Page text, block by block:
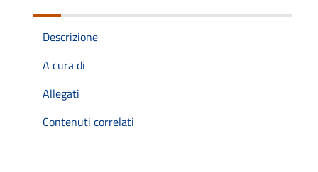
Descrizione
A cura di
Allegati
Contenuti correlati